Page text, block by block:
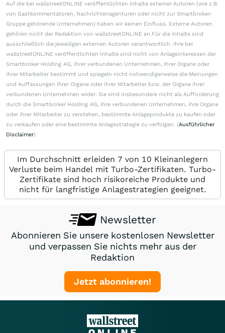
Auf die bei wallstreetONLINE veröffentlichten Inhalte externer Autoren (wie z.B.
von Gastkommentatoren, Nachrichtenagenturen oder nicht zur Smartbroker-
Gruppe gehörende Unternehmen) haben wir keinen Einfluss. Externe Autoren
gehören nicht der Redaktion von wallstreetONLINE an.Für die Inhalte sind
ausschließlich die jeweiligen externen Autoren verantwortlich. Ihre bei
wallstreetONLINE veröffentlichten Inhalte sind nicht von Anlageinteressen der
Smartbroker Holding AG, ihrer verbundenen Unternehmen, ihrer Organe oder
ihrer Mitarbeiter bestimmt und spiegeln nicht notwendigerweise die Meinungen
und Auffassungen ihrer Organe oder ihrer Mitarbeiter bzw. der Organe ihrer
verbundenen Unternehmen wider. Sie sind insbesondere nicht als Aufforderung
durch die Smartbroker Holding AG, ihre verbundenen Unternehmen, ihre Organe
oder ihrer Mitarbeiter zu verstehen, bestimmte Anlageprodukte zu kaufen oder
zu verkaufen oder eine bestimmte Anlagestrategie zu verfolgen. (Ausführlicher
Disclaimer)
Im Durchschnitt erleiden 7 von 10 Kleinanlegern
Verluste beim Handel mit Turbo-Zertifikaten. Turbo-
Zertifikate sind hoch risikoreiche Produkte und
nicht für langfristige Anlagestrategien geeignet.
Newsletter
Abonnieren Sie unsere kostenlosen Newsletter
und verpassen Sie nichts mehr aus der
Redaktion
Jetzt abonnieren!